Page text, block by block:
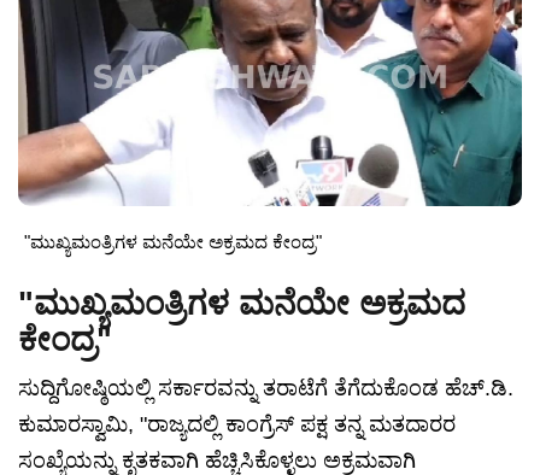
"ಮುಖ್ಯಮಂತ್ರಿಗಳ ಮನೆಯೇ ಅಕ್ರಮದ ಕೇಂದ್ರ"
"ಮುಖ್ಯಮಂತ್ರಿಗಳ ಮನೆಯೇ ಅಕ್ರಮದ
ಕೇಂದ್ರ"
ಸುದ್ದಿಗೋಷ್ಠಿಯಲ್ಲಿ ಸರ್ಕಾರವನ್ನು ತರಾಟೆಗೆ ತೆಗೆದುಕೊಂಡ ಹೆಚ್.ಡಿ.
ಕುಮಾರಸ್ವಾಮಿ, "ರಾಜ್ಯದಲ್ಲಿ ಕಾಂಗ್ರೆಸ್ ಪಕ್ಷ ತನ್ನ ಮತದಾರರ
ಸಂಖ್ಯೆಯನ್ನು ಕೃತಕವಾಗಿ ಹೆಚ್ಚಿಸಿಕೊಳ್ಳಲು ಅಕ್ರಮವಾಗಿ